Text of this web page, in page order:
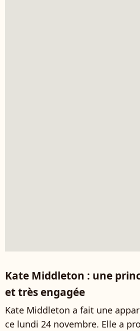
Kate Middleton : une
et très engagée
Kate Middleton a fait une
ce lundi 24 novembre. Elle a